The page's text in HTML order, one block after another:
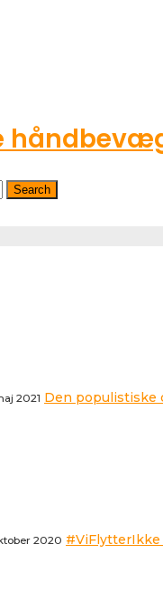
2021 Den populistiske
2020 #ViFlytterIkke